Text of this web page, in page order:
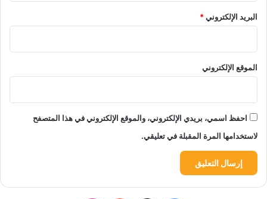
البريد الإلكتروني*
الموقع الإلكتروني
احفظ اسمي، بريدي الإلكتروني، والموقع الإلكتروني في هذا المتصفح
لاستخدامها المرة المقبلة في تعليقي.